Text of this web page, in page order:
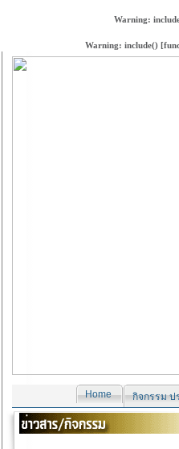
Warning:
Warning: include() [
Home กิจกรรม